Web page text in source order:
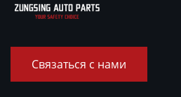
Связаться с нами